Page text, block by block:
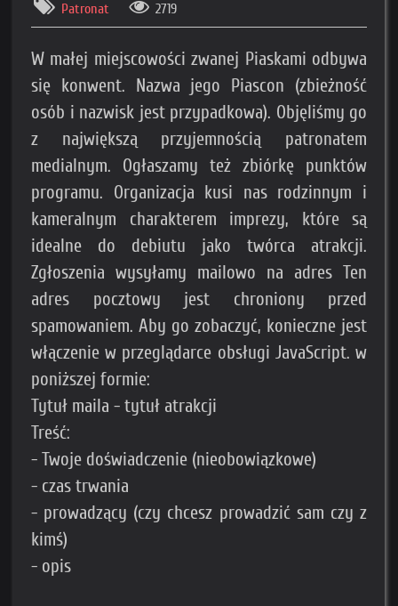
Patronat 2719
W małej miejscowości zwanej Piaskami odbywa
się konwent. Nazwa jego Piascon (zbieżność
osób i nazwisk jest przypadkowa). Objęliśmy go
z największą przyjemnością patronatem
medialnym. Ogłaszamy też zbiórkę punktów
programu. Organizacja kusi nas rodzinnym i
kameralnym charakterem imprezy, które są
idealne do debiutu jako twórca atrakcji.
Zgłoszenia wysyłamy mailowo na adres Ten
adres pocztowy jest chroniony przed
spamowaniem. Aby go zobaczyć, konieczne jest
włączenie w przeglądarce obsługi JavaScript. w
poniższej formie:
Tytuł maila - tytuł atrakcji
Treść:
- Twoje doświadczenie (nieobowiązkowe)
- czas trwania
- prowadzący (czy chcesz prowadzić sam czy z
kimś)
- opis